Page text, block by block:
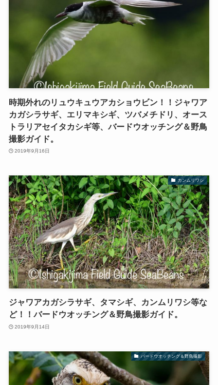
時期外れのリュウキュウアカショウビン！！ジャワア
カガシラサギ、エリマキシギ、ツバメチドリ、オース
トラリアセイタカシギ等、バードウオッチング＆野鳥
撮影ガイド。
2019年9月16日
カンムリワシ
ジャワアカガシラサギ、タマシギ、カンムリワシ等な
ど！！バードウオッチング＆野鳥撮影ガイド。
2019年9月14日
バードウオッチング＆野鳥撮影